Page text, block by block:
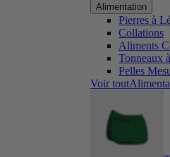
Alimentation
Pierres à
Collations
Aliments
Tonneaux
Pelles
Voir